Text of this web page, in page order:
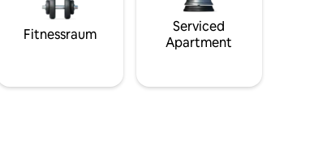
Fitnessraum
Serviced
Apartment